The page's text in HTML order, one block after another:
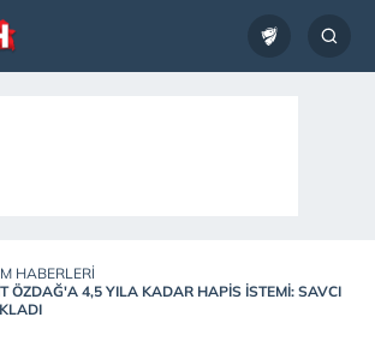
HABERLERI
ÖZDAĞ'A 4,5 YILA KADAR HAPIS ISTEMI: SAVCI